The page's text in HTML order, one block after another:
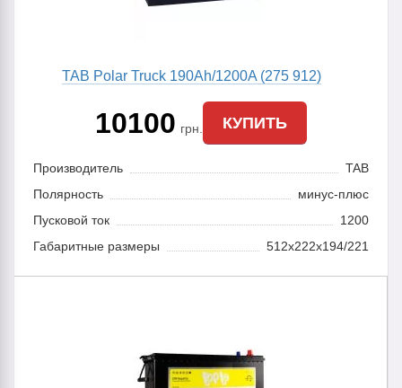
TAB Polar Truck 190Ah/1200A (275 912)
10100 грн. КУПИТЬ
Производитель
TAB
Полярность
минус-плюс
Пусковой ток
1200
Габаритные размеры
512х222х194/221